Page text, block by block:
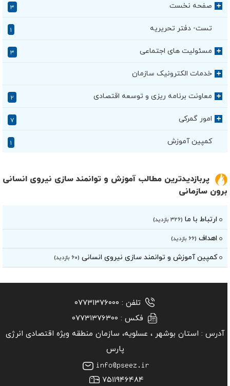
+ صفحه نخست ۳
تست- دفتر تحریریه
+ مسئولیت های اجتماعی ۳
+ خدمات الکترونیک سازمان
+ معاونت برنامه ریزی و توسعه اقتصادی ۲
+ امور گمرکی ۷
کمپین آموزش
پربازدیدترین مطالب آموزش و توانمند سازی نیروی انسانی
برون سازمانی
ارتباط با ما (۳۲۶ بازدید)
اهداف (۶۶ بازدید)
کمپین آموزش و توانمند سازی نیروی انسانی (۶۰ بازدید)
تلفن : ۰۷۷۳۱۳۷۶۰۰۰
فکس : ۰۷۷۳۱۳۷۶۳۰۰
آدرس : استان بوشهر ‏، عسلویه، سازمان منطقه ویژه اقتصادی انرژی
پارس
۷۵۱۱۹۴۶۴۸۴